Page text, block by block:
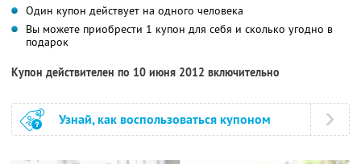
Один купон действует на одного человека
Вы можете приобрести 1 купон для себя и сколько угодно в
подарок
Купон действителен по 10 июня 2012 включительно
Узнай, как воспользоваться купоном